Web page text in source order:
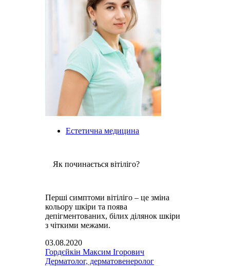
Естетична медицина
Як починається вітіліго?
Перші симптоми вітіліго – це зміна
кольору шкіри та поява
депігментованих, білих ділянок шкіри
з чіткими межами.
03.08.2020
Гордєйкін Максим Ігорович
Дерматолог, дерматовенеролог